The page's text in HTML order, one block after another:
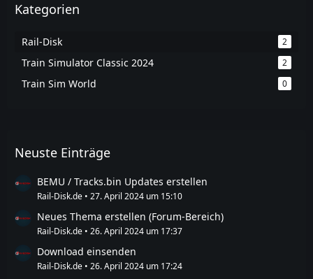
Kategorien
Rail-Disk 2
Train Simulator Classic 2024 2
Train Sim World 0
Neuste Einträge
BEMU / Tracks.bin Updates erstellen
Rail-Disk.de 27. April 2024 um 15:10
Neues Thema erstellen (Forum-Bereich)
Rail-Disk.de 26. April 2024 um 17:37
Download einsenden
Rail-Disk.de 26. April 2024 um 17:24